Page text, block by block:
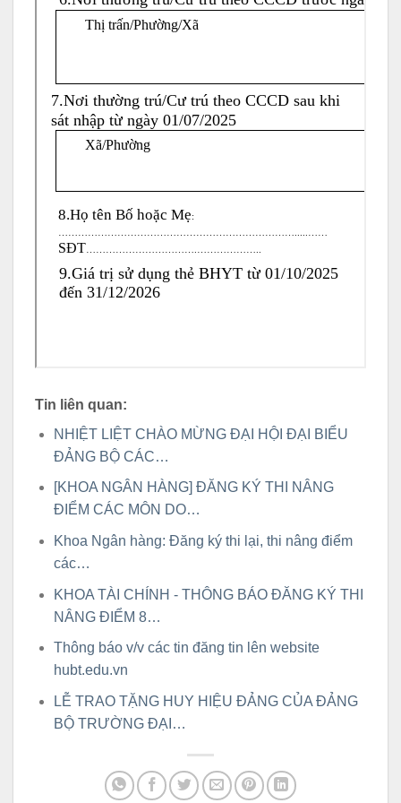
Tin liên quan:
NHIỆT LIỆT CHÀO MỪNG ĐẠI HỘI ĐẠI BIỂU
ĐẢNG BỘ CÁC…
[KHOA NGÂN HÀNG] ĐĂNG KÝ THI NÂNG
ĐIỂM CÁC MÔN DO…
Khoa Ngân hàng: Đăng ký thi lại, thi nâng điểm
các…
KHOA TÀI CHÍNH - THÔNG BÁO ĐĂNG KÝ THI
NÂNG ĐIỂM 8…
Thông báo v/v các tin đăng tin lên website
hubt.edu.vn
LỄ TRAO TẶNG HUY HIỆU ĐẢNG CỦA ĐẢNG
BỘ TRƯỜNG ĐẠI…